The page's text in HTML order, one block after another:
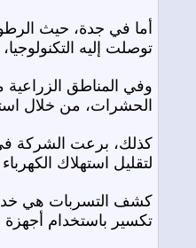
أما في جدة، حيث
توصلت إليه
وفي المناطق الزراعية
الحشرات، من خلال
كذلك، برعت الشركة
لتقليل استهلاك
كشف التسربات هي خدمة
تكسير باستخدام